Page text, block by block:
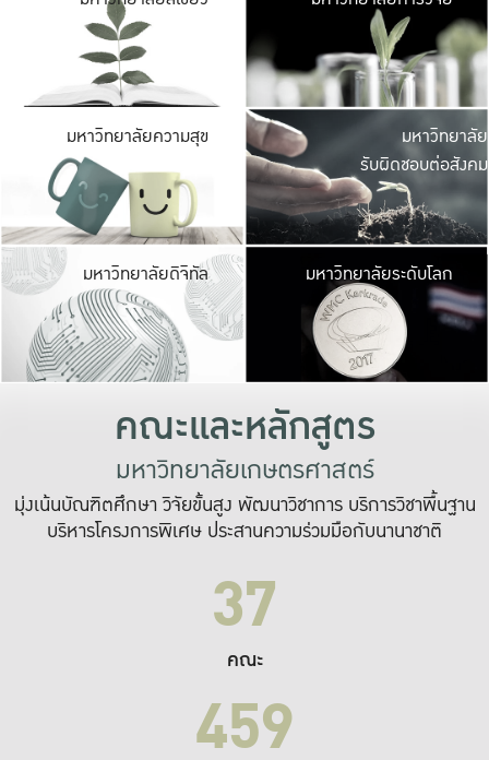
มีพื้นที่เขียวสดใส
เป็นป่าในเมือง เกษต
มหาวิทยาลัยความสุข มหาวิ
ค
เปิดประ
และพบเรื่องราวใ
มหาวิทยาลัย
รับผิดชอบต่อสังคม
มหาวิทยาลัยดิจิทัล มหาวิ
เปลี่ยนแปลง แล
เพื่อทำง
ระบบสารสนเทศ
มหาวิทยาลัยระดับโลก
คณะและหลักสูตร
มหาวิทยาลัยเกษตรศาสตร์
มุ่งเน้นบัณฑิตศึกษา วิจัยขั้นสูง พัฒนาวิชาการ บริการวิชาพื้นฐาน
บริหารโครงการพิเศษ ประสานความร่วมมือกับนานาชาติ
37
คณะ
459